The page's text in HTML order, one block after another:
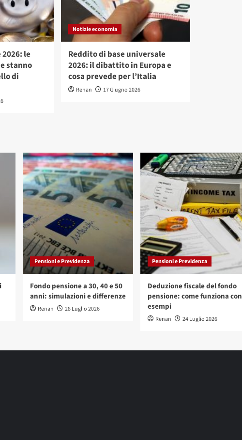
le
stanno
di
Notizie economia
Reddito di base universale
2026: il dibattito in Europa e
cosa prevede per l’Italia
Renan 17 Giugno 2026
Pensioni e Previdenza
Fondo pensione a 30, 40 e 50
anni: simulazioni e differenze
Renan 28 Luglio 2026
Pensioni e Previdenza
Deduzione fiscale del fondo
pensione: come funziona con
esempi
Renan 24 Luglio 2026